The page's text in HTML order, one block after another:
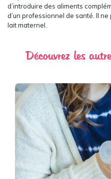
d’introduire des aliments
d’un professionnel de santé. Il
lait maternel.
Découvrez les